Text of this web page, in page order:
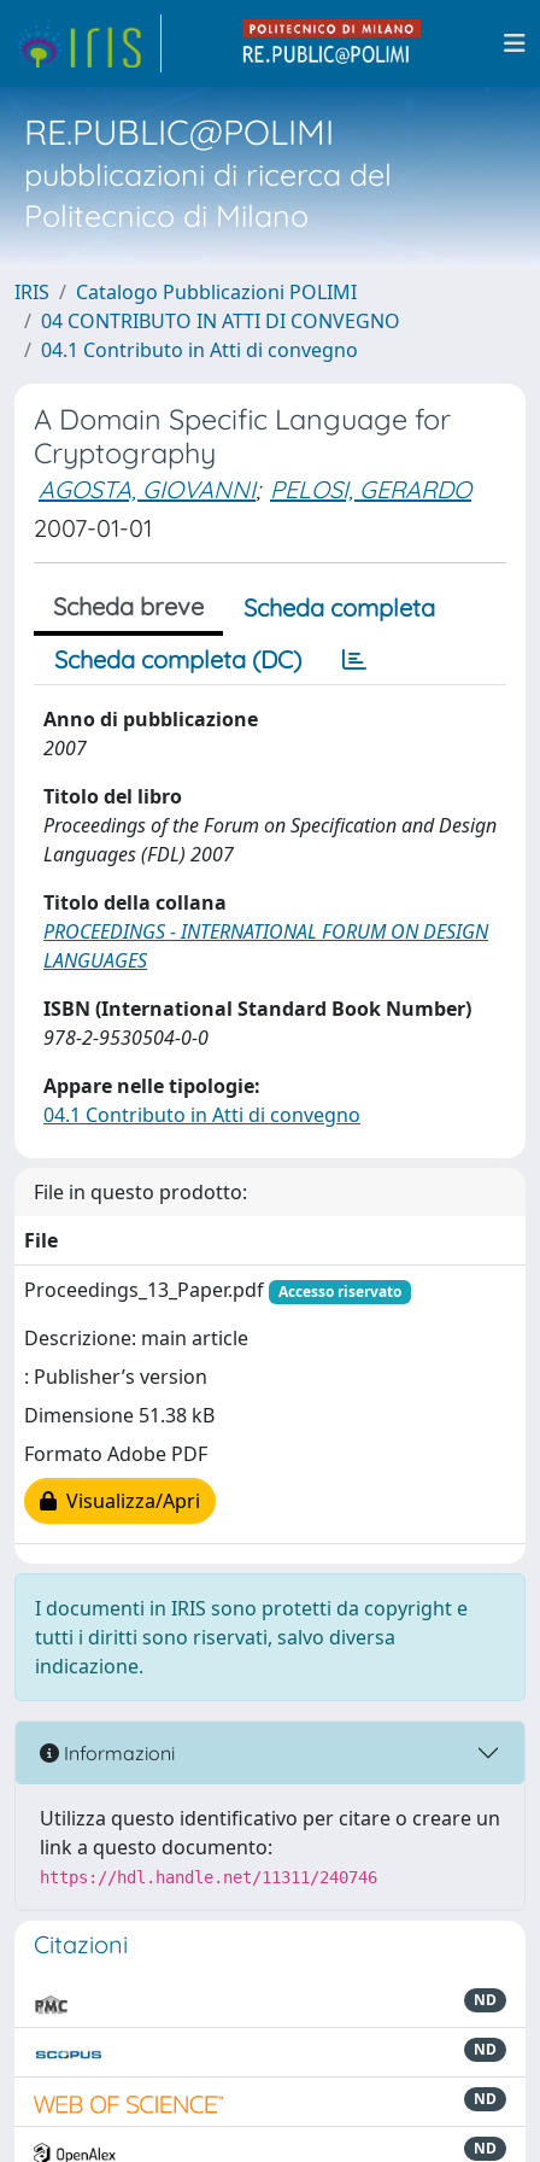
RE.PUBLIC@POLIMI
pubblicazioni di ricerca del
Politecnico di Milano
IRIS
Catalogo Pubblicazioni POLIMI
04 CONTRIBUTO IN ATTI DI CONVEGNO
04.1 Contributo in Atti di convegno
A Domain Specific Language for
Cryptography
AGOSTA, GIOVANNI; PELOSI, GERARDO
2007-01-01
Scheda breve
Scheda completa
Scheda completa (DC)
Anno di pubblicazione
2007
Titolo del libro
Proceedings of the Forum on Specification and Design
Languages (FDL) 2007
Titolo della collana
PROCEEDINGS - INTERNATIONAL FORUM ON DESIGN
LANGUAGES
ISBN (International Standard Book Number)
978-2-9530504-0-0
Appare nelle tipologie:
04.1 Contributo in Atti di convegno
File in questo prodotto:
File
Proceedings_13_Paper.pdf
Accesso riservato
Descrizione: main article
: Publisher’s version
Dimensione 51.38 kB
Formato Adobe PDF
Visualizza/Apri
I documenti in IRIS sono protetti da copyright e
tutti i diritti sono riservati, salvo diversa
indicazione.
Informazioni
Utilizza questo identificativo per citare o creare un
link a questo documento:
https://hdl.handle.net/11311/240746
Citazioni
ND
ND
ND
ND